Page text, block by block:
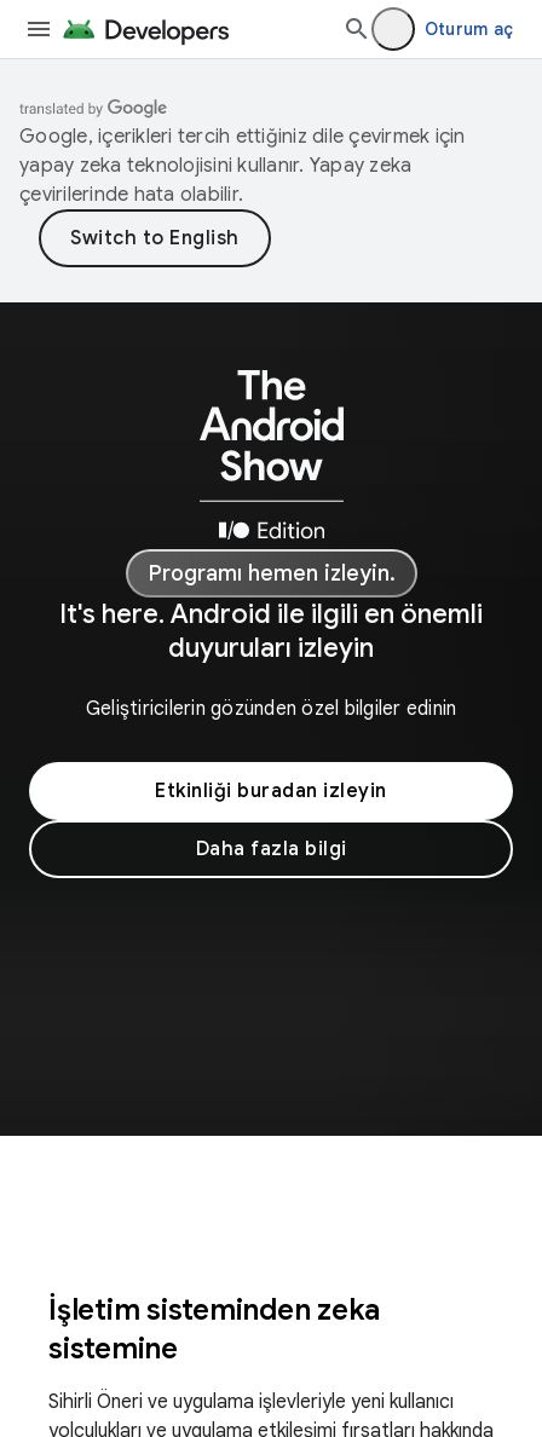
Oturum aç
Google, içerikleri tercih ettiğiniz dile çevirmek için
yapay zeka teknolojisini kullanır. Yapay zeka
çevirilerinde hata olabilir.
Programı hemen izleyin.
It's here. Android ile ilgili en önemli
duyuruları izleyin
Geliştiricilerin gözünden özel bilgiler edinin
Etkinliği buradan izleyin
Daha fazla bilgi
İşletim sisteminden zeka
sistemine
Sihirli Öneri ve uygulama işlevleriyle yeni kullanıcı
yolculukları ve uygulama etkileşimi fırsatları hakkında